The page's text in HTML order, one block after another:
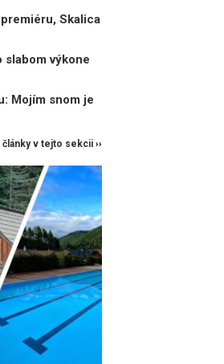
Skalica
slabom výkone
Mojím snom je
v tejto sekcii ››